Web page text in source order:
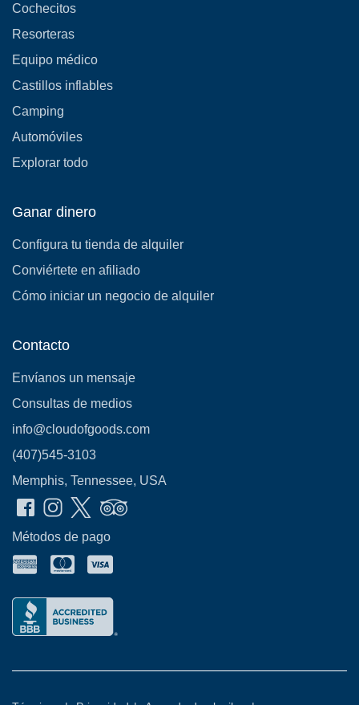
Cochecitos
Resorteras
Equipo médico
Castillos inflables
Camping
Automóviles
Explorar todo
Ganar dinero
Configura tu tienda de alquiler
Conviértete en afiliado
Cómo iniciar un negocio de alquiler
Contacto
Envíanos un mensaje
Consultas de medios
info@cloudofgoods.com
(407)545-3103
Memphis, Tennessee, USA
Métodos de pago